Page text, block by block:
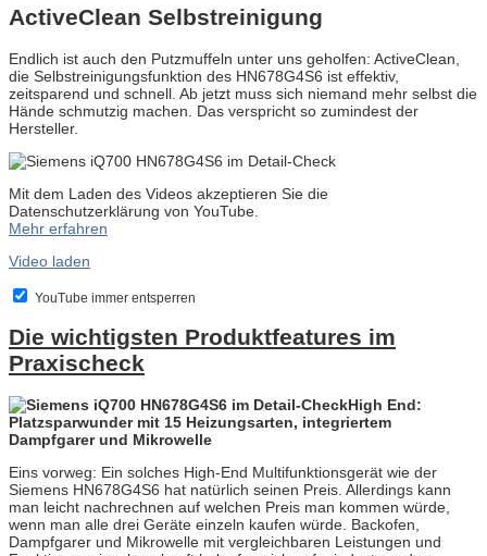
ActiveClean Selbstreinigung
Endlich ist auch den Putzmuffeln unter uns geholfen: ActiveClean,
die Selbstreinigungsfunktion des HN678G4S6 ist effektiv,
zeitsparend und schnell. Ab jetzt muss sich niemand mehr selbst die
Hände schmutzig machen. Das verspricht so zumindest der
Hersteller.
Mit dem Laden des Videos akzeptieren Sie die
Datenschutzerklärung von YouTube.
Mehr erfahren
Video laden
YouTube immer entsperren
Die wichtigsten Produktfeatures im
Praxischeck
High End:
Platzsparwunder mit 15 Heizungsarten, integriertem
Dampfgarer und Mikrowelle
Eins vorweg: Ein solches High-End Multifunktionsgerät wie der
Siemens HN678G4S6 hat natürlich seinen Preis. Allerdings kann
man leicht nachrechnen auf welchen Preis man kommen würde,
wenn man alle drei Geräte einzeln kaufen würde. Backofen,
Dampfgarer und Mikrowelle mit vergleichbaren Leistungen und